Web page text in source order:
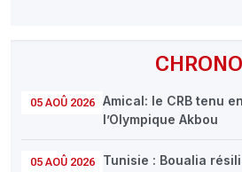
CHRONO
05 AOÛ 2026
Amical: le CRB tenu
l’Olympique Akbou
05 AOÛ 2026
Tunisie : Boualia